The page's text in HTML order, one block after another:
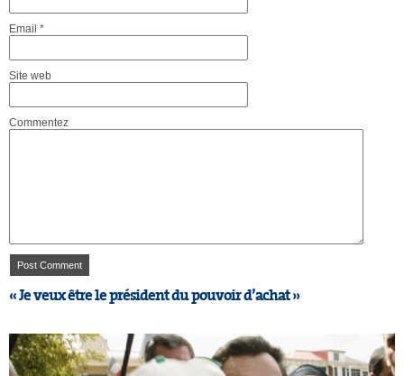
Email *
Site web
Commentez
« Je veux être le président du pouvoir d’achat »